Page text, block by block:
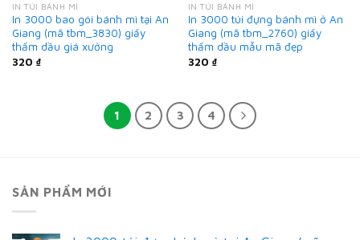
IN TÚI BÁNH MÌ
In 3000 bao gói bánh mì tại An
Giang (mã tbm_3830) giấy
thấm dầu giá xưởng
320 ₫
IN TÚI BÁNH MÌ
In 3000 túi đựng bánh mì ở An
Giang (mã tbm_2760) giấy
thấm dầu mẫu mã đẹp
320 ₫
1 2 3 4
SẢN PHẨM MỚI